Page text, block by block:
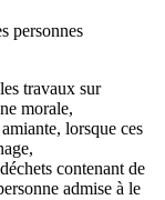
personnes
travaux sur
morale,
lorsque ces
contenant de
admise à le